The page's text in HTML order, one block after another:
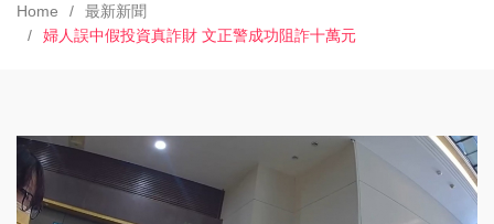
Home
最新新聞
婦人誤中假投資真詐財 文正警成功阻詐十萬元